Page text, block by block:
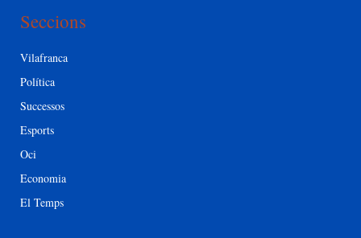
Seccions
Vilafranca
Política
Successos
Esports
Oci
Economia
El Temps